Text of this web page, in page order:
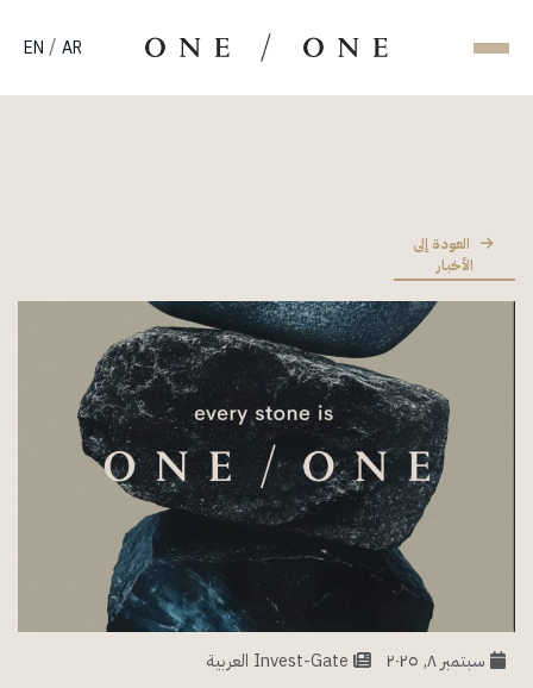
EN / AR
العودة إلى
الأخبار
سبتمبر ٨, ٢٠٢٥ Invest-Gate العربية